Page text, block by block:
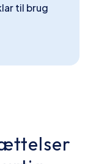
til brug